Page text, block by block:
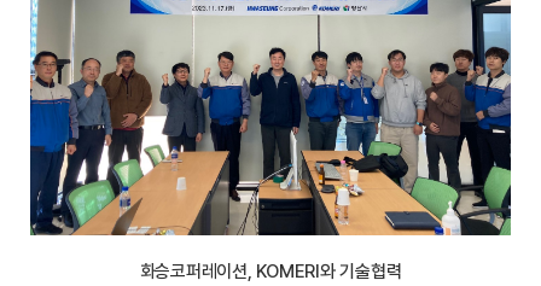
화승코퍼레이션, KOMERI와 기술협력